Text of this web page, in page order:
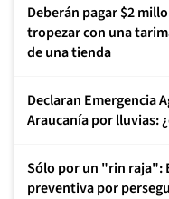
Deberán pagar $2
tropezar con una
de una tienda
Declaran Emergencia
Araucanía por lluvias:
Sólo por un "rin raja":
preventiva por